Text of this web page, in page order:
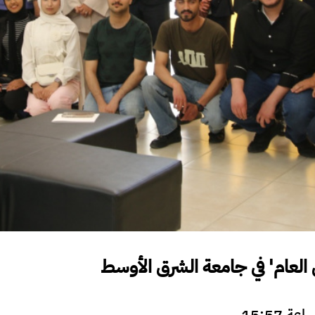
في جامعة الشرق الأوسط